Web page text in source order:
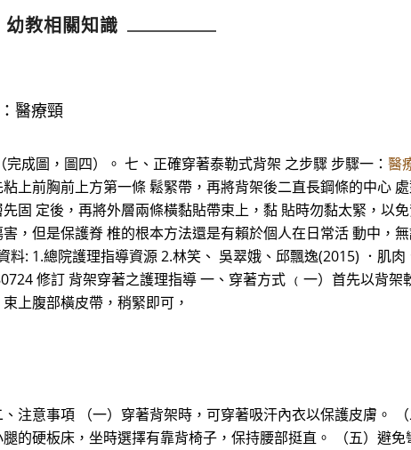
幼教相關知識
醫療頸
成圖，圖四）。 七、正確穿著泰勒式背架 之步驟 步驟一： 醫
上前胸前上方第一條 鬆緊帶，再將背架後二直長鋼條的中心
固 定後，再將外層兩條橫黏貼帶束上，黏 貼時勿黏太緊，以
，但是保護脊 椎的根本方法還是有賴於個人在日常活 動中，
: 1.總院護理指導資源 2.林笑、 吳翠娥、邱飄逸(2015) ．肌
修訂 背架穿著之護理指導 一、穿著方式 ﹙一）首先以背架
上腹部橫皮帶，稍緊即可，
注意事項 （一）穿著背架時，可穿著吸汗內衣以保護皮膚。
的硬板床，坐時選擇有靠背椅子，保持腰部挺直。 （五）避